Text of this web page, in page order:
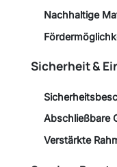
Nachhaltige
Sicherheit &
Abschließbare
Verstärkte